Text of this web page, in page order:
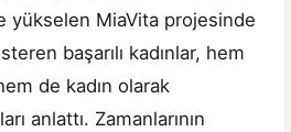
yükselen MiaVita projesinde
başarılı kadınlar, hem
de kadın olarak
anlattı. Zamanlarının